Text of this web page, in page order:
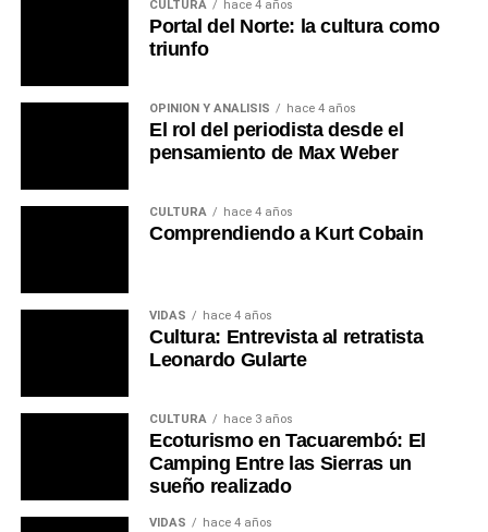
CULTURA hace 4 años
Portal del Norte: la cultura como
triunfo
OPINIÓN Y ANÁLISIS hace 4 años
El rol del periodista desde el
pensamiento de Max Weber
CULTURA hace 4 años
Comprendiendo a Kurt Cobain
VIDAS hace 4 años
Cultura: Entrevista al retratista
Leonardo Gularte
CULTURA hace 3 años
Ecoturismo en Tacuarembó: El
Camping Entre las Sierras un
sueño realizado
VIDAS hace 4 años